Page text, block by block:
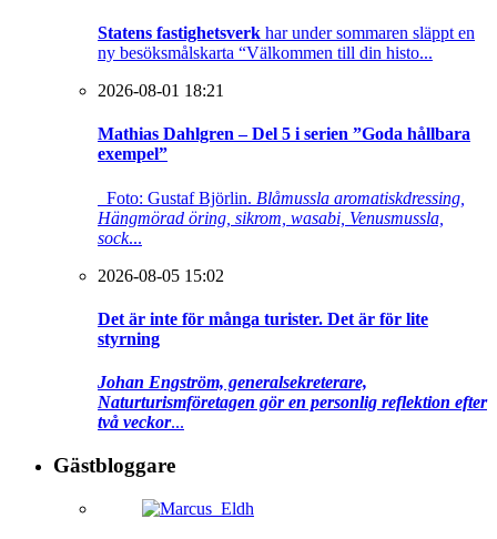
Statens fastighetsverk har under sommaren släppt en
ny besöksmålskarta “Välkommen till din histo...
2026-08-01 18:21
Mathias Dahlgren – Del 5 i serien ”Goda hållbara
exempel”
Foto: Gustaf Björlin. Blåmussla aromatiskdressing,
Hängmörad öring, sikrom, wasabi, Venusmussla,
sock...
2026-08-05 15:02
Det är inte för många turister. Det är för lite
styrning
Johan Engström, generalsekreterare,
Naturturismföretagen gör en personlig reflektion efter
två veckor...
Gästbloggare